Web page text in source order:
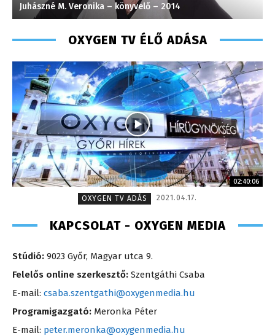
Juhászné M. Veronika – könyvelő – 2014
OXYGEN TV ÉLŐ ADÁSA
02:40:06
OXYGEN TV ADÁS
2021.04.17.
KAPCSOLAT - OXYGEN MEDIA
Stúdió: 9023 Győr, Magyar utca 9.
Felelős online szerkesztő: Szentgáthi Csaba
E-mail: csaba.szentgathi@oxygenmedia.hu
Programigazgató: Meronka Péter
E-mail: peter.meronka@oxygenmedia.hu